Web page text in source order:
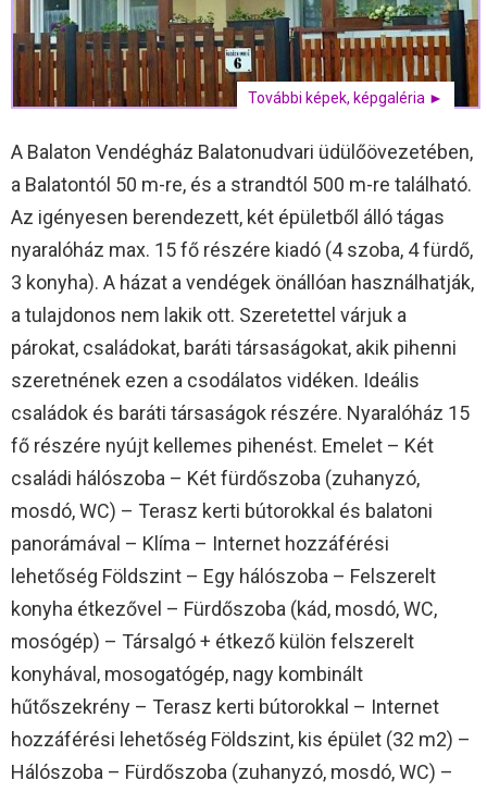
További képek, képgaléria ►
A Balaton Vendégház Balatonudvari üdülőövezetében,
a Balatontól 50 m-re, és a strandtól 500 m-re található.
Az igényesen berendezett, két épületből álló tágas
nyaralóház max. 15 fő részére kiadó (4 szoba, 4 fürdő,
3 konyha). A házat a vendégek önállóan használhatják,
a tulajdonos nem lakik ott. Szeretettel várjuk a
párokat, családokat, baráti társaságokat, akik pihenni
szeretnének ezen a csodálatos vidéken. Ideális
családok és baráti társaságok részére. Nyaralóház 15
fő részére nyújt kellemes pihenést. Emelet – Két
családi hálószoba – Két fürdőszoba (zuhanyzó,
mosdó, WC) – Terasz kerti bútorokkal és balatoni
panorámával – Klíma – Internet hozzáférési
lehetőség Földszint – Egy hálószoba – Felszerelt
konyha étkezővel – Fürdőszoba (kád, mosdó, WC,
mosógép) – Társalgó + étkező külön felszerelt
konyhával, mosogatógép, nagy kombinált
hűtőszekrény – Terasz kerti bútorokkal – Internet
hozzáférési lehetőség Földszint, kis épület (32 m2) –
Hálószoba – Fürdőszoba (zuhanyzó, mosdó, WC) –